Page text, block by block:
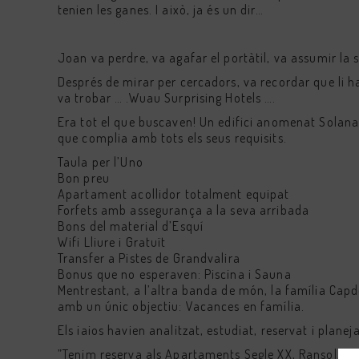
for
dates.
tenien les ganes. I això, ja és un dir…
Joan va perdre, va agafar el portàtil, va assumir la
Després de mirar per cercadors, va recordar que li
va trobar … .Wuau Surprising Hotels ….
Era tot el que buscaven! Un edifici anomenat
que complia amb tots els seus requisits.
Taula per l’Uno
Bon preu
Apartament acollidor totalment equipat
Forfets amb assegurança a la seva arribada
Bons del material d’Esquí
Wifi Lliure i Gratuït
Transfer a Pistes de Grandvalira
Bonus que no esperaven: Piscina i Sauna
Mentrestant, a l’altra banda de món, la família
amb un únic objectiu: Vacances en família.
Els iaios havien analitzat, estudiat, reservat i
”Tenim reserva als Apartaments Segle XX, Ransol,